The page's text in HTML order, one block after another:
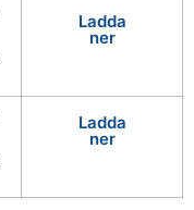
Ladda
ner
Ladda
ner